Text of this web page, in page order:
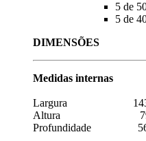
5 de
5 de
DIMENSÕES
Largura 1430
Altura 790
Profundidade